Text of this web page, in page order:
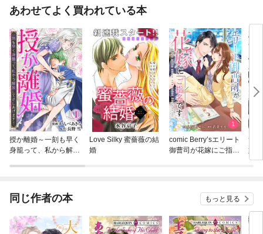
あわせてよく買われている本
授か離婚～一刻も早く
身籠って、私から解放
Love Silky 蜜薔薇の結
婚
comic Berry’sエリート
御曹司が花嫁にご指名
ず
婚
（
同じ作者の本 もっと見る